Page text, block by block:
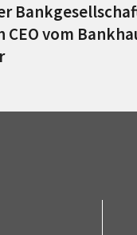
CEO vom